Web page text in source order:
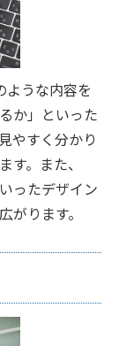
ような内容を
か」といった
やすく分かり
。また、
ったデザイン
ります。